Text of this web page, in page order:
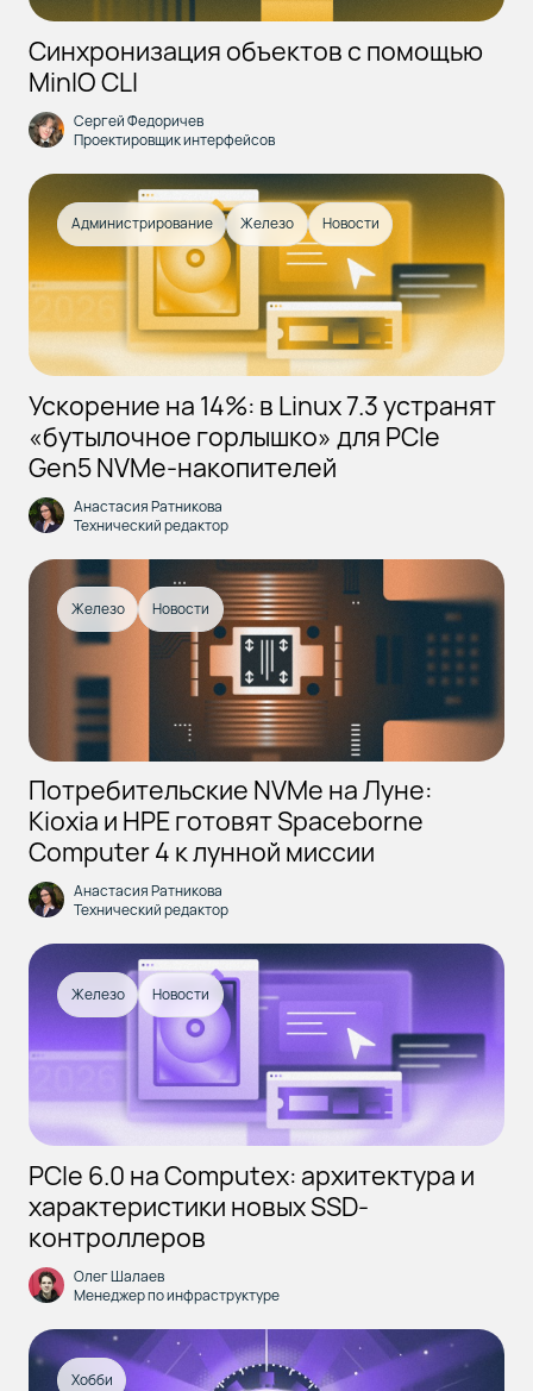
Синхронизация объектов с помощью
MinIO CLI
Сергей Федоричев
Проектировщик интерфейсов
Администрирование Железо Новости
Ускорение на 14%: в Linux 7.3 устранят
«бутылочное горлышко» для PCIe
Gen5 NVMe-накопителей
Анастасия Ратникова
Технический редактор
Железо Новости
Потребительские NVMe на Луне:
Kioxia и HPE готовят Spaceborne
Computer 4 к лунной миссии
Анастасия Ратникова
Технический редактор
Железо Новости
PCIe 6.0 на Сomputex: архитектура и
характеристики новых SSD-
контроллеров
Олег Шалаев
Менеджер по инфраструктуре
Хобби